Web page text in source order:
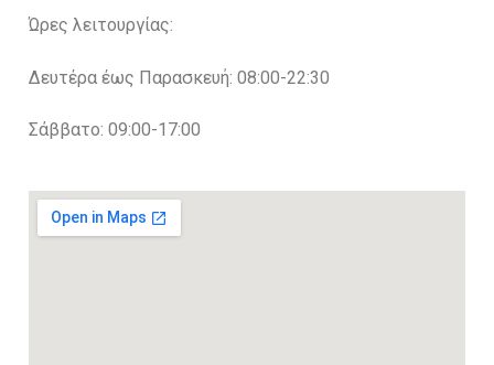
Ώρες λειτουργίας:
Δευτέρα έως Παρασκευή: 08:00-22:30
Σάββατο: 09:00-17:00